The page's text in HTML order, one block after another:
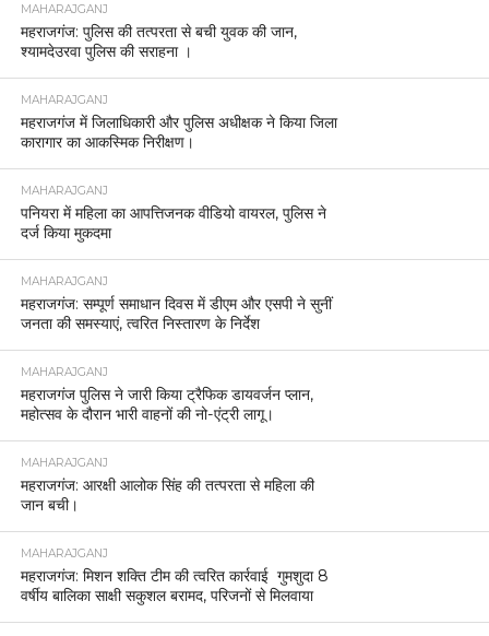
MAHARAJGANJ
महराजगंज: पुलिस की तत्परता से बची युवक की जान,
श्यामदेउरवा पुलिस की सराहना ।
MAHARAJGANJ
महराजगंज में जिलाधिकारी और पुलिस अधीक्षक ने किया जिला
कारागार का आकस्मिक निरीक्षण।
MAHARAJGANJ
पनियरा में महिला का आपत्तिजनक वीडियो वायरल, पुलिस ने
दर्ज किया मुकदमा
MAHARAJGANJ
महराजगंज: सम्पूर्ण समाधान दिवस में डीएम और एसपी ने सुनीं
जनता की समस्याएं, त्वरित निस्तारण के निर्देश
MAHARAJGANJ
महराजगंज पुलिस ने जारी किया ट्रैफिक डायवर्जन प्लान,
महोत्सव के दौरान भारी वाहनों की नो-एंट्री लागू।
MAHARAJGANJ
महराजगंज: आरक्षी आलोक सिंह की तत्परता से महिला की
जान बची।
MAHARAJGANJ
महराजगंज: मिशन शक्ति टीम की त्वरित कार्रवाई गुमशुदा 8
वर्षीय बालिका साक्षी सकुशल बरामद, परिजनों से मिलवाया